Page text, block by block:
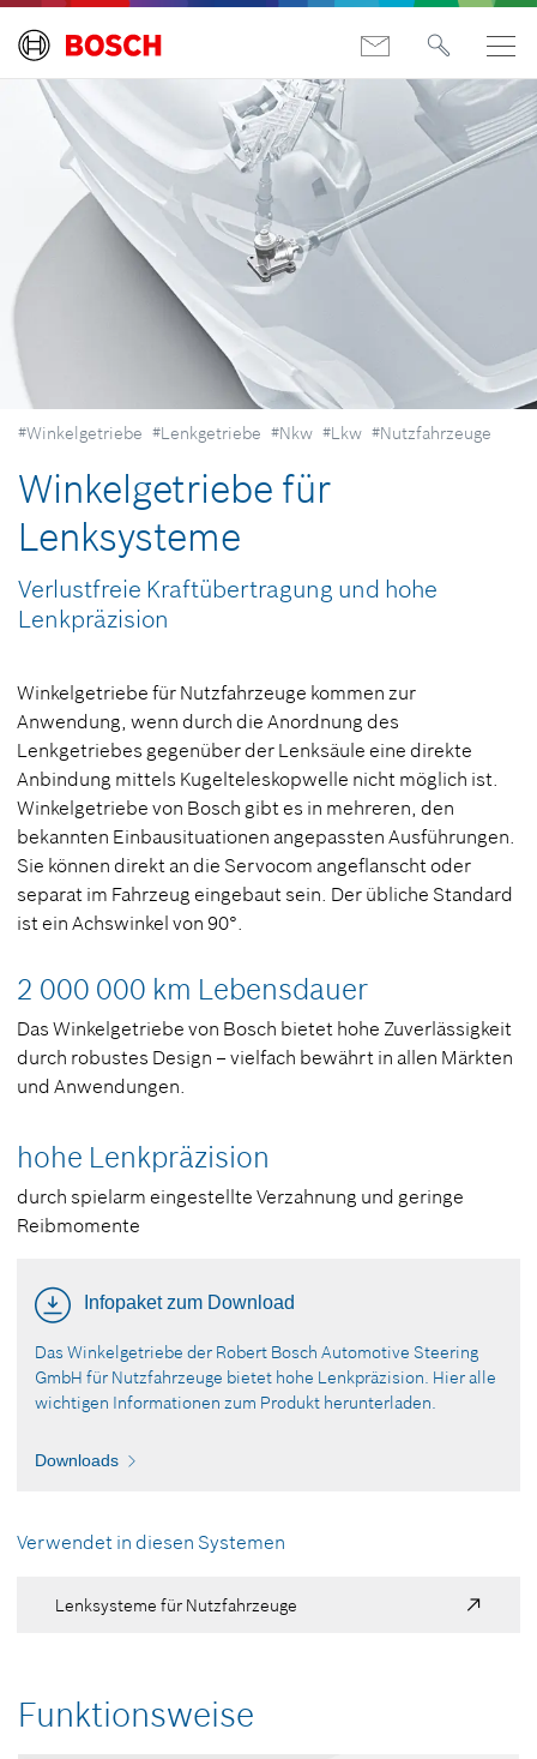
#Winkelgetriebe #Lenkgetriebe #Nkw #Lkw #Nutzfahrzeuge
Winkelgetriebe für
Lenksysteme
Verlustfreie Kraftübertragung und hohe
Lenkpräzision
Winkelgetriebe für Nutzfahrzeuge kommen zur
Anwendung, wenn durch die Anordnung des
Lenkgetriebes gegenüber der Lenksäule eine direkte
Anbindung mittels Kugelteleskopwelle nicht möglich ist.
Winkelgetriebe von Bosch gibt es in mehreren, den
bekannten Einbausituationen angepassten Ausführungen.
Sie können direkt an die Servocom angeflanscht oder
separat im Fahrzeug eingebaut sein. Der übliche Standard
ist ein Achswinkel von 90°.
2 000 000 km Lebensdauer
Das Winkelgetriebe von Bosch bietet hohe Zuverlässigkeit
durch robustes Design – vielfach bewährt in allen Märkten
und Anwendungen.
hohe Lenkpräzision
durch spielarm eingestellte Verzahnung und geringe
Reibmomente
Infopaket zum Download
Das Winkelgetriebe der Robert Bosch Automotive Steering
GmbH für Nutzfahrzeuge bietet hohe Lenkpräzision. Hier alle
wichtigen Informationen zum Produkt herunterladen.
Downloads
Verwendet in diesen Systemen
Lenksysteme für Nutzfahrzeuge
Funktionsweise